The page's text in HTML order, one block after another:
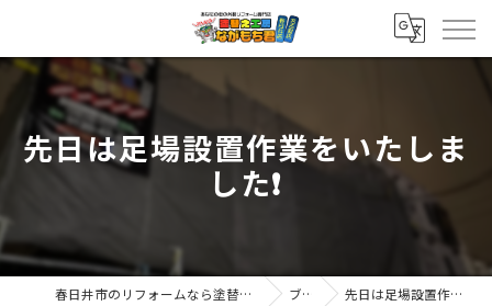
先日は足場設置作業をいたしま
した❗️
春日井市のリフォームなら塗替え工房ながもち君 春日井店 ブログ 先日は足場設置作業をいたしました❗️